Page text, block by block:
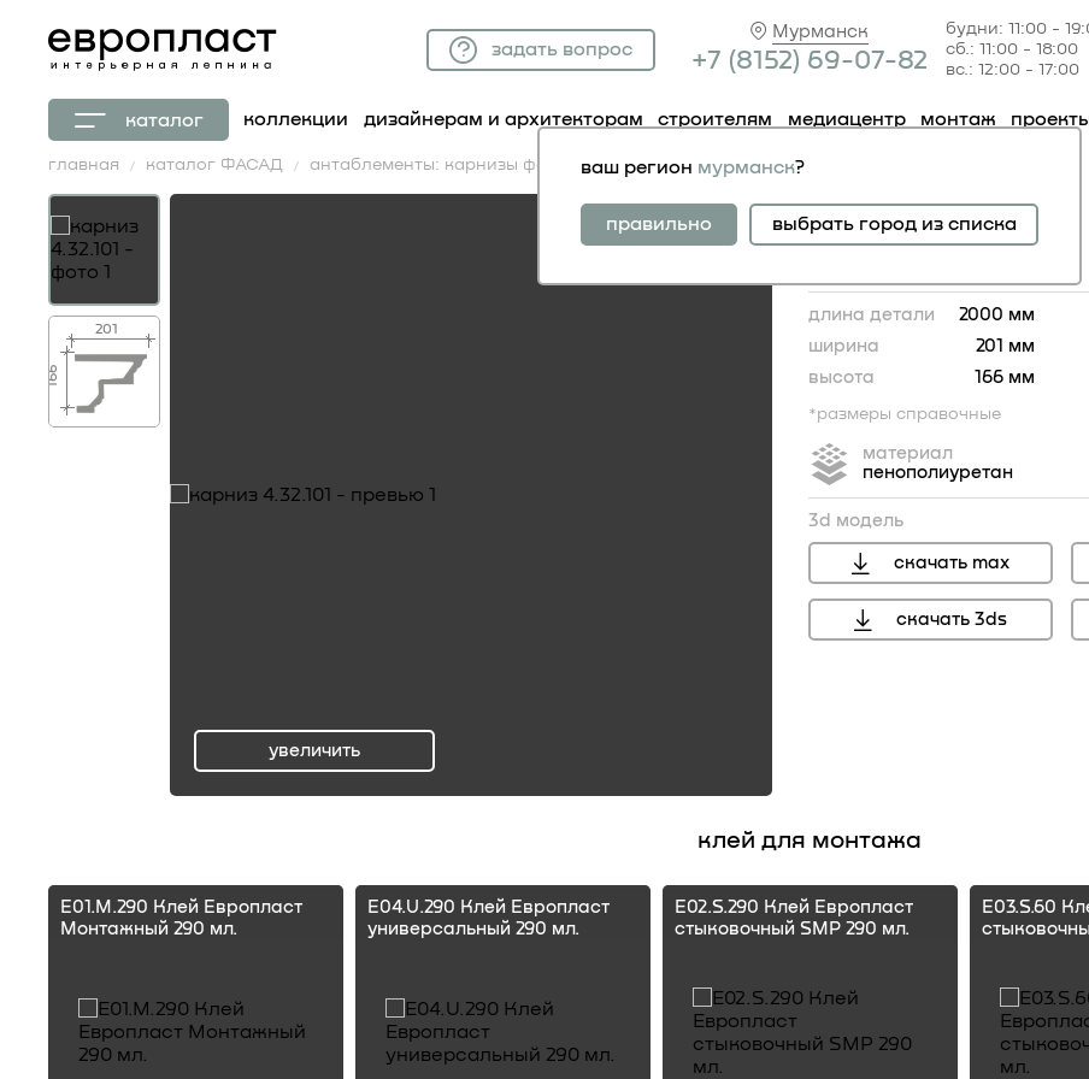
Мурманск
+7 (81 52) 69-07-82
будни: 11:00 -
сб.: 11:00 - 18:00
вс.: 12:00 - 17:00
задать вопрос
каталог коллекции дизайнерам и архитекторам строителям медиацентр монтаж
ваш регион мурманск?
правильно выбрать город из списка
главная каталог ФАСАД антаблементы: карнизы фасадные карниз 4.32.101
увеличить
166
201
166
карниз 4.32.101
длина детали
2000 мм
ширина
201 мм
высота
166 мм
*размеры справочные
материал
пенополиуретан
3d модель
скачать max
скачать 3ds
клей для монтажа
E01.M.290 Клей Европласт
Монтажный 290 мл.
E04.U.290 Клей Европласт
универсальный 290 мл.
E02.S.290 Клей Европласт
стыковочный SMP 290 мл.
E03.S.60